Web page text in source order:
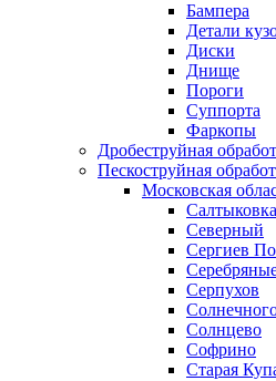
Бампера
Детали
Диски
Днище
Пороги
Суппорта
Фаркопы
Дробеструйная
Пескоструйная
Московская
Салтыковка
Северный
Сергиев
Серпухов
Солнцево
Софрино
Старая